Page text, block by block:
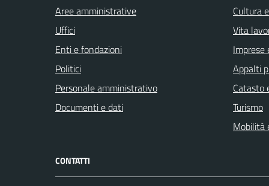
Aree amministrative
Uffici
Enti e fondazioni
Politici
Personale amministrativo
Documenti e dati
Cultura
Vita
Imprese
Appalti
Catasto
Turismo
Mobilità
CONTATTI